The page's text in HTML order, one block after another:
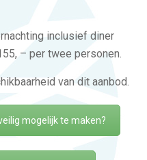
inclusief diner
– per twee personen.
van dit aanbod.
mogelijk te maken?